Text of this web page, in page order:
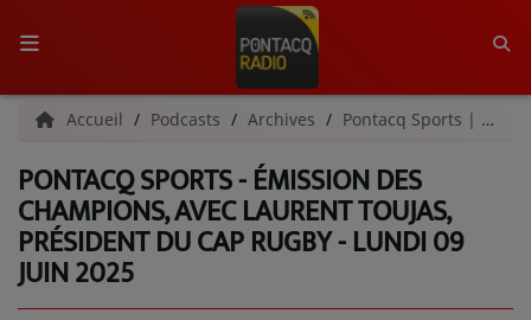
ACCUEIL
RADIO
QUI SOMMES-NOUS ?
L'ÉQUIPE
Accueil Podcasts Archives Pontacq Sports | Archives
PONTACQ SPORTS - ÉMISSION DES
CHAMPIONS, AVEC LAURENT TOUJAS,
PRÉSIDENT DU CAP RUGBY - LUNDI 09
JUIN 2025